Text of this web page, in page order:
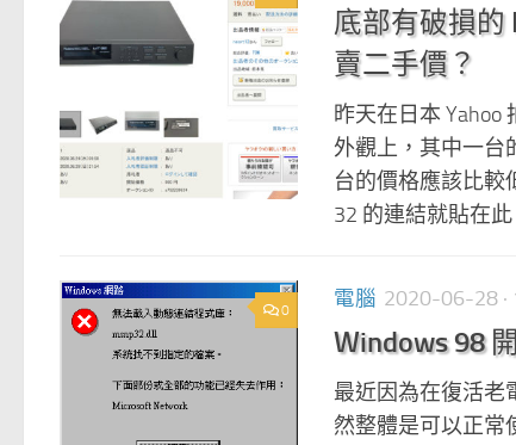
底部有破損的
賣二手價？
昨天在日本 Yahoo
外觀上，其中一台
台的價格應該比較
32 的連結就貼在
0 電腦 2020-06-28
Windows 98
最近因為在復活老
然整體是可以正常